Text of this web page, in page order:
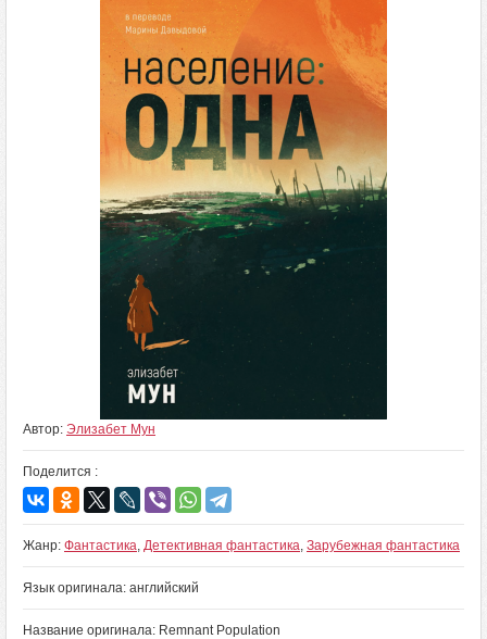
Автор: Элизабет Мун
Поделится :
Жанр: Фантастика, Детективная фантастика, Зарубежная фантастика
Язык оригинала: английский
Название оригинала: Remnant Population